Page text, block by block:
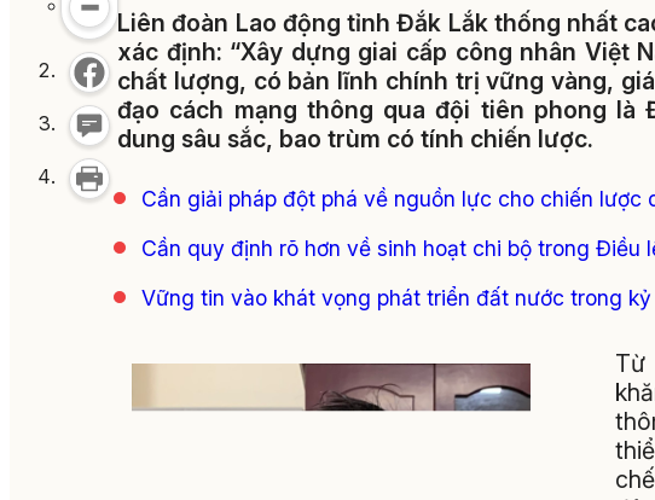
Liên đoàn Lao động tỉnh Đắk Lắk thống nhất
xác định: “Xây dựng giai cấp công nhân Việt
chất lượng, có bản lĩnh chính trị vững vàng,
đạo cách mạng thông qua đội tiên phong là
dung sâu sắc, bao trùm có tính chiến lược.
Cần giải pháp đột phá về nguồn lực cho chiến lược
Cần quy định rõ hơn về sinh hoạt chi bộ trong Điều
Vững tin vào khát vọng phát triển đất nước trong
Từ